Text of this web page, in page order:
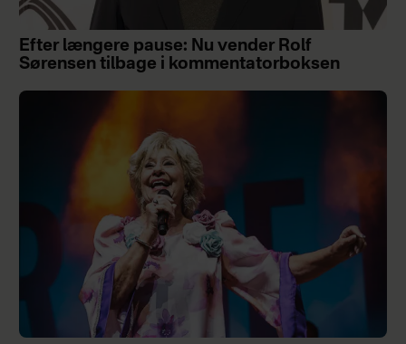
Efter længere pause: Nu vender Rolf
Sørensen tilbage i kommentatorboksen